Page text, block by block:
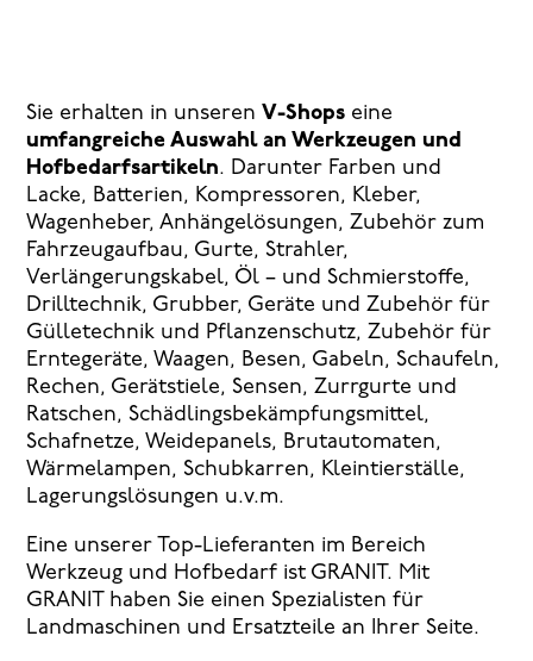
Sie erhalten in unserenV-Shops eine
umfangreiche Auswahl an Werkzeugen und
Hofbedarfsartikeln. Darunter Farben und
Lacke, Batterien, Kompressoren, Kleber,
Wagenheber, Anhängelösungen, Zubehör zum
Fahrzeugaufbau, Gurte, Strahler,
Verlängerungskabel, Öl – und Schmierstoffe,
Drilltechnik, Grubber, Geräte und Zubehör für
Gülletechnik und Pflanzenschutz, Zubehör für
Erntegeräte, Waagen, Besen, Gabeln, Schaufeln,
Rechen, Gerätstiele, Sensen, Zurrgurte und
Ratschen, Schädlingsbekämpfungsmittel,
Schafnetze, Weidepanels, Brutautomaten,
Wärmelampen, Schubkarren, Kleintierställe,
Lagerungslösungen u.v.m.
Eine unserer Top-Lieferanten im Bereich
Werkzeug und Hofbedarf ist GRANIT. Mit
GRANIT haben Sie einen Spezialisten für
Landmaschinen und Ersatzteile an Ihrer Seite.